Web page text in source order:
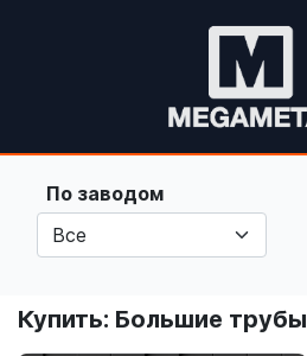
По заводом
Купить: Большие трубы